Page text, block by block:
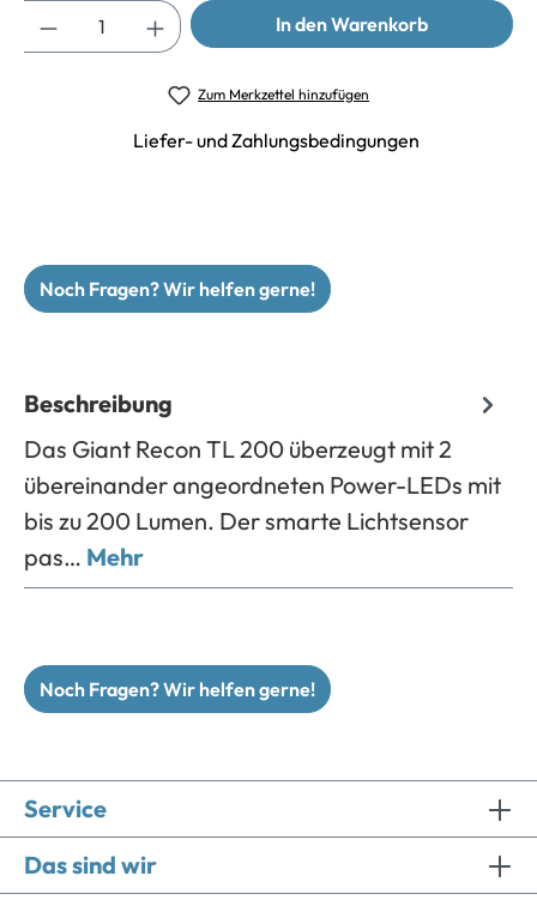
In den Warenkorb
Zum Merkzettel hinzufügen
Liefer- und Zahlungsbedingungen
Noch Fragen? Wir helfen gerne!
Beschreibung
Das Giant Recon TL 200 überzeugt mit 2
übereinander angeordneten Power-LEDs mit
bis zu 200 Lumen. Der smarte Lichtsensor
pas… Mehr
Noch Fragen? Wir helfen gerne!
Service
Das sind wir